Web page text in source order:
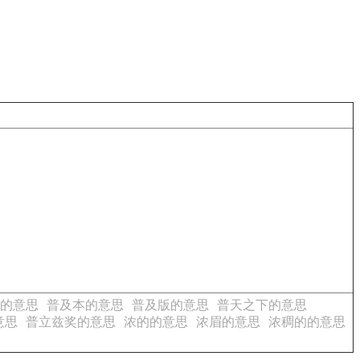
意思 普及本的意思 普及版的意思
普天之下的意思
思 普立兹奖的意思 浓的的意思 浓眉的意思
浓稠的的意思